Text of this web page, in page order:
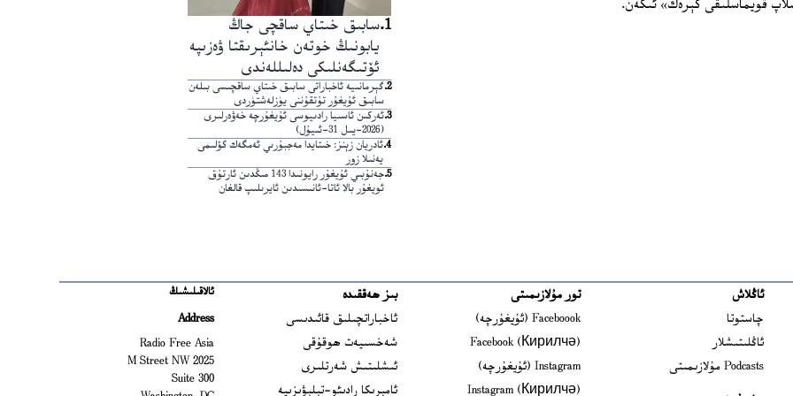
قويماسلىقى كېرەك» ئىكەن.
1
.سابىق خىتاي ساقچى جاڭ
يابونىڭ خوتەن خانئېرىقتا ۋەزىپە
ئۆتىگەنلىكى دەلىللەندى
2
.گېرمانىيە ئاخباراتى سابىق خىتاي ساقچىسى بىلەن
سابىق ئۇيغۇر تۇتقۇننى يۈزلەشتۈردى
3
.ئەركىن ئاسىيا رادىيوسى ئۇيغۇرچە خەۋەرلىرى
(2026-يىل 31-ئىيۇل)
4
.ئادريان زېنز: خىتايدا مەجبۇرىي ئەمگەك كۆلىمى
يەنىلا زور
5
.
جەنۇبىي ئۇيغۇر رايونىدا 143 مىڭدىن ئارتۇق
ئويغۇر بالا ئاتا-ئانىسىدىن ئايرىلىپ قالغان
ئاڭلاش
چاستوتا
ئاڭلىتىشلار
Podcasts مۇلازىمىتى
تور مۇلازىمىتى
Faceboook (ئۇيغۇرچە)
Opens in new window
Facebook (Кирилчә)
Opens in new window
Instagram (ئۇيغۇرچە)
Opens in new window
Instagram (Кирилчә)
Opens in new window
بىز ھەققىدە
ئاخباراتچىلىق قائىدىسى
شەخسىيەت ھوقۇقى
ئىشلىتىش شەرتلىرى
ئامېرىكا رادىئو-تېلېۋىزىيە
ئالاقىلىشىڭ
Address
Radio Free Asia
2025 M Street NW
Suite 300